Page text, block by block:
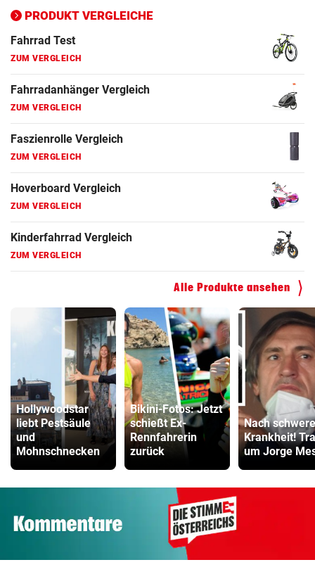
PRODUKT VERGLEICHE
ZUM VERGLEICH
Fahrrad Test
ZUM VERGLEICH
Fahrradanhänger Vergleich
ZUM VERGLEICH
Faszienrolle Vergleich
ZUM VERGLEICH
Hoverboard Vergleich
ZUM VERGLEICH
Kinderfahrrad Vergleich
ZUM VERGLEICH
Alle Produkte ansehen
Hollywoodstar
liebt Pestsäule
und
Mohnschnecken
Bikini-Fotos: Jetzt
schießt Ex-
Rennfahrerin
zurück
Nach
Krankheit!
um Jorge